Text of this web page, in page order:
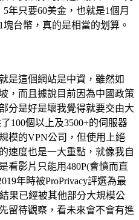
5年只要60美金，也就是1個月
台幣，真的是相當的划算。
是這個網站是中資，雖然如
，而且據說目前因為中國政策
分是好是壞我覺得就要交由大
100個以上及3500+的伺服器
模的VPN公司，但使用上絕
速度也是一大重點，就像我自
看影片只能用480P(會憤而直
年時被ProPrivacy評選為最
果已經被其他部分大規模公
留待觀察，看未來會不會有進